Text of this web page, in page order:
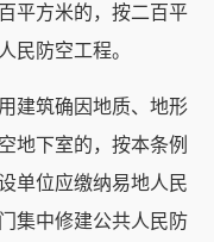
平方米的，按二百平
民防空工程。
建筑确因地质、地形
地下室的，按本条例
单位应缴纳易地人民
集中修建公共人民防